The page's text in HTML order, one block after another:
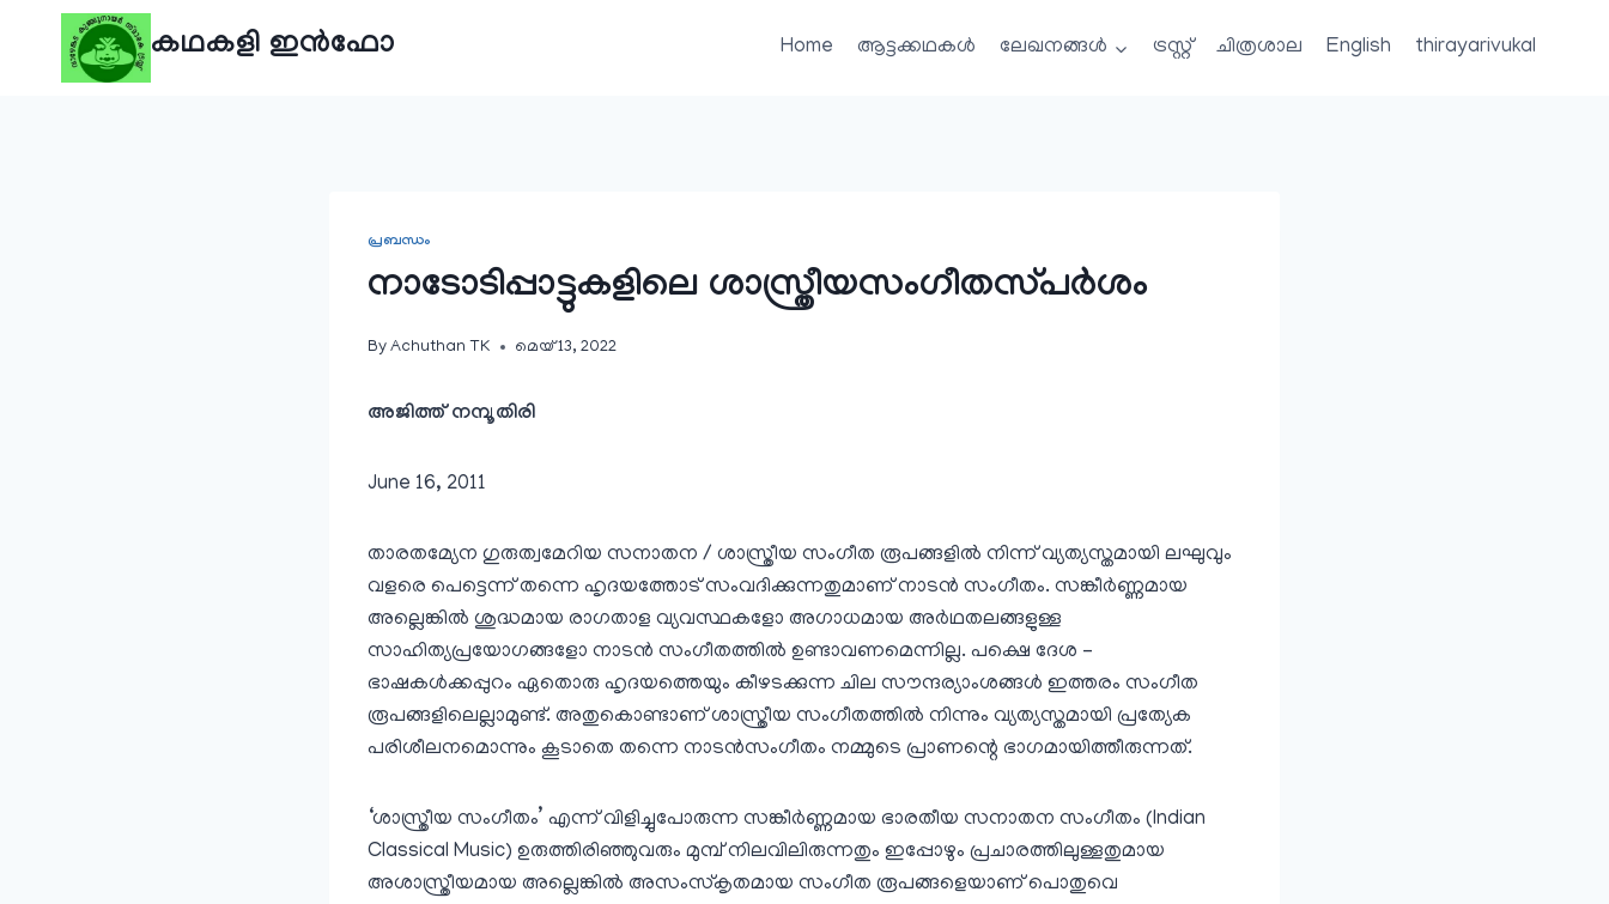
content
കഥകളി ഇൻഫോ Home ആട്ടക്കഥകൾ ലേഖനങ്ങൾ ട്രസ്റ്റ് ചിത്രശാല English thirayarivukal
പ്രബന്ധം
നാടോടിപ്പാട്ടുകളിലെ ശാസ്ത്രീയസംഗീതസ്​പര്‍ശം
By Achuthan TK മെയ്‌ 13, 2022
അജിത്ത് നമ്പൂതിരി
June 16, 2011
താരതമ്യേന ഗുരുത്വമേറിയ സനാതന / ശാസ്ത്രീയ സംഗീത രൂപങ്ങളില്‍ നിന്ന് വ്യത്യസ്തമായി ലഘുവും
വളരെ പെട്ടെന്ന് തന്നെ ഹൃദയത്തോട് സംവദിക്കുന്നതുമാണ് നാടന്‍ സംഗീതം. സങ്കീര്‍ണ്ണമായ
അല്ലെങ്കില്‍ ശുദ്ധമായ രാഗതാള വ്യവസ്ഥകളോ അഗാധമായ അര്‍ഥതലങ്ങളുള്ള
സാഹിത്യപ്രയോഗങ്ങളോ നാടന്‍ സംഗീതത്തില്‍ ഉണ്ടാവണമെന്നില്ല. പക്ഷെ ദേശ –
ഭാഷകള്‍ക്കപ്പുറം ഏതൊരു ഹൃദയത്തെയും കീഴടക്കുന്ന ചില സൗന്ദര്യാംശങ്ങള്‍ ഇത്തരം സംഗീത
രൂപങ്ങളിലെല്ലാമുണ്ട്. അതുകൊണ്ടാണ് ശാസ്ത്രീയ സംഗീതത്തില്‍ നിന്നും വ്യത്യസ്തമായി പ്രത്യേക
പരിശീലനമൊന്നും കൂടാതെ തന്നെ നാടന്‍സംഗീതം നമ്മുടെ പ്രാണന്റെ ഭാഗമായിത്തീരുന്നത്.
‘ശാസ്ത്രീയ സംഗീതം’ എന്ന് വിളിച്ചുപോരുന്ന സങ്കീര്‍ണ്ണമായ ഭാരതീയ സനാതന സംഗീതം (Indian
Classical Music) ഉരുത്തിരിഞ്ഞുവരും മുമ്പ് നിലവിലിരുന്നതും ഇപ്പോഴും പ്രചാരത്തിലുള്ളതുമായ
അശാസ്ത്രീയമായ അല്ലെങ്കില്‍ അസംസ്‌കൃതമായ സംഗീത രൂപങ്ങളെയാണ് പൊതുവെ